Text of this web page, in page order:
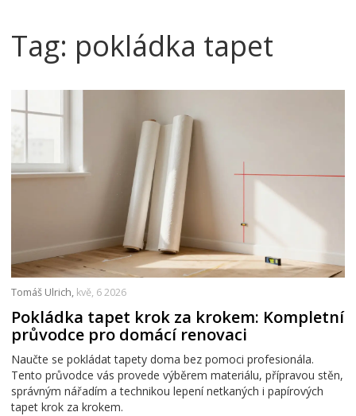
Tag: pokládka tapet
Tomáš Ulrich, kvě, 6 2026
Pokládka tapet krok za krokem: Kompletní
průvodce pro domácí renovaci
Naučte se pokládat tapety doma bez pomoci profesionála.
Tento průvodce vás provede výběrem materiálu, přípravou stěn,
správným nářadím a technikou lepení netkaných i papírových
tapet krok za krokem.